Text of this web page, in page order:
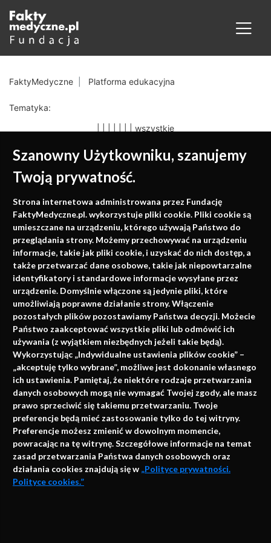
Szanowny Użytkowniku, szanujemy
Twoją prywatność.
Strona internetowa administrowana przez Fundację
FaktyMedyczne.pl. wykorzystuje pliki cookie. Pliki cookie są
umieszczane na urządzeniu, którego używają Państwo do
przeglądania strony. Możemy przechowywać na urządzeniu
informacje, takie jak pliki cookie, i uzyskać do nich dostęp, a
także przetwarzać dane osobowe, takie jak niepowtarzalne
identyfikatory i standardowe informacje wysyłane przez
urządzenie. Domyślnie włączone są jedynie pliki, które
umożliwiają poprawne działanie strony. Włączenie
pozostałych plików pozostawiamy Państwa decyzji. Możecie
Państwo zaakceptować wszystkie pliki lub odmówić ich
używania (z wyjątkiem niezbędnych jeżeli takie będą).
Wykorzystując „Indywidualne ustawienia plików cookie” –
„akceptuję tylko wybrane”, możliwe jest dokonanie własnego
ich ustawienia. Pamiętaj, że niektóre rodzaje przetwarzania
danych osobowych mogą nie wymagać Twojej zgody, ale masz
prawo sprzeciwić się takiemu przetwarzaniu. Twoje
preferencje będą mieć zastosowanie tylko do tej witryny.
Preferencje możesz zmienić w dowolnym momencie,
powracając na tę witrynę. Szczegółowe informacje na temat
zasad przetwarzania Państwa danych osobowych oraz
działania cookies znajdują się w „Polityce prywatności.
Polityce cookies.”
FaktyMedyczne Platforma edukacyjna
Tematyka:
wszystkie
Medycyna oparta na
faktach
Konferencje, szkolenia, e-learning, wydawnictwo
Napisz do nas
info@faktymedyczne.pl
ul. Towarowa 2
43-460 Wisła
Redakcja medyczna:
ul. Wolności 338b